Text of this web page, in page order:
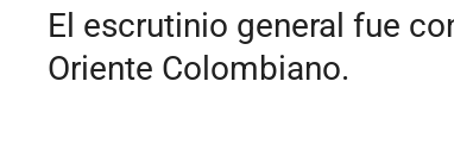
El escrutinio general fue
Oriente Colombiano.